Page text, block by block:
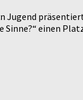
Jugend
einen